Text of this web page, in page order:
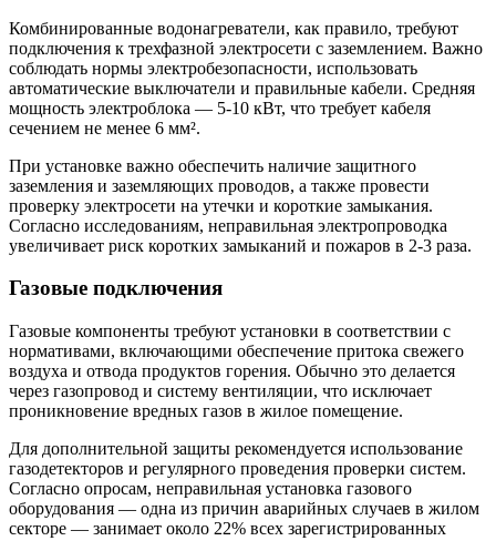
Комбинированные водонагреватели, как правило, требуют
подключения к трехфазной электросети с заземлением. Важно
соблюдать нормы электробезопасности, использовать
автоматические выключатели и правильные кабели. Средняя
мощность электроблока — 5-10 кВт, что требует кабеля
сечением не менее 6 мм².
При установке важно обеспечить наличие защитного
заземления и заземляющих проводов, а также провести
проверку электросети на утечки и короткие замыкания.
Согласно исследованиям, неправильная электропроводка
увеличивает риск коротких замыканий и пожаров в 2-3 раза.
Газовые подключения
Газовые компоненты требуют установки в соответствии с
нормативами, включающими обеспечение притока свежего
воздуха и отвода продуктов горения. Обычно это делается
через газопровод и систему вентиляции, что исключает
проникновение вредных газов в жилое помещение.
Для дополнительной защиты рекомендуется использование
газодетекторов и регулярного проведения проверки систем.
Согласно опросам, неправильная установка газового
оборудования — одна из причин аварийных случаев в жилом
секторе — занимает около 22% всех зарегистрированных